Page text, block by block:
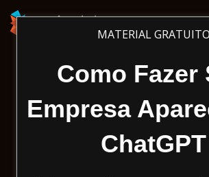
MATERIAL GRATUITO
Como Fazer
Empresa
ChatGPT